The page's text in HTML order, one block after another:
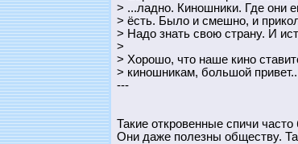
> ...ладно. Киношники. Где они
> ёсть. Было и смешно, и
> Надо знать свою страну. И
>
> Хорошо, что наше кино
> киношникам, большой
---
Такие откровенные спичи
Они даже полезны обществу.